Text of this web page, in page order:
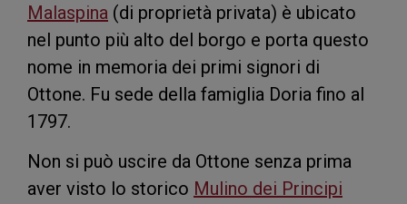
Malaspina (di proprietà privata) è ubicato
nel punto più alto del borgo e porta questo
nome in memoria dei primi signori di
Ottone. Fu sede della famiglia Doria fino al
1797.
Non si può uscire da Ottone senza prima
aver visto lo storico Mulino dei Principi